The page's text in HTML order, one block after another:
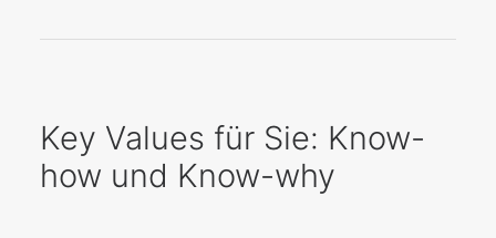
Key Values für Sie: Know-
how und Know-why